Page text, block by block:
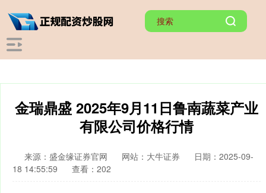
金瑞鼎盛 2025年9月11日鲁南蔬菜产业
有限公司价格行情
来源：盛金缘证券官网 网站：大牛证券
日期：2025-09-
18 14:55:59
查看：202